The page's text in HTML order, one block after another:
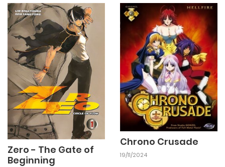
Zero - The Gate of
Beginning
Chrono Crusade
19/11/2024